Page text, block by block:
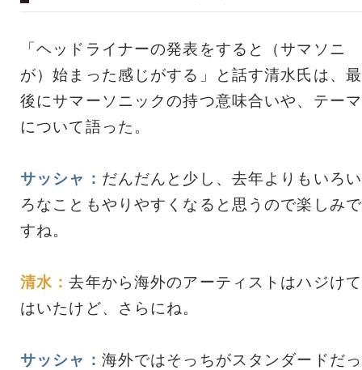
「ヘッドライナーの発表をすると（サマソニ
が）始まった感じがする」と話す清水氏は、最
後にサマーソニックの持つ意味合いや、テーマ
について語った。
サッシャ： だんだんと少し、去年よりもいろい
ろなこともやりやすくなると思うので楽しみで
すね。
清水：去年から海外のアーティストはハジけて
はいたけど、さらにね。
サッシャ： 海外ではそっちがスタンダードだっ